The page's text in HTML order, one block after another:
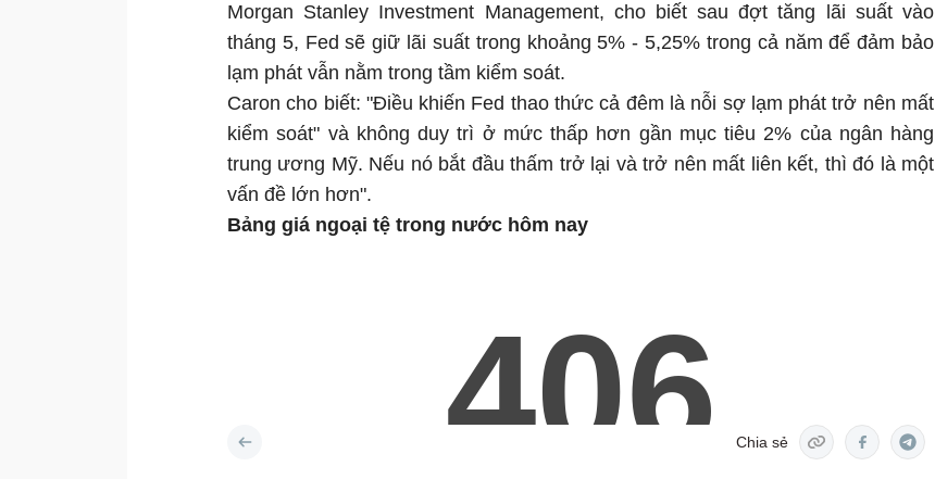
Morgan Stanley Investment Management, cho biết sau đợt tăng lãi suất vào
tháng 5, Fed sẽ giữ lãi suất trong khoảng 5% - 5,25% trong cả năm để đảm bảo
lạm phát vẫn nằm trong tầm kiểm soát.
Caron cho biết: "Điều khiến Fed thao thức cả đêm là nỗi sợ lạm phát trở nên mất
kiểm soát" và không duy trì ở mức thấp hơn gần mục tiêu 2% của ngân hàng
trung ương Mỹ. Nếu nó bắt đầu thấm trở lại và trở nên mất liên kết, thì đó là một
vấn đề lớn hơn".
Bảng giá ngoại tệ trong nước hôm nay
Chia sẻ